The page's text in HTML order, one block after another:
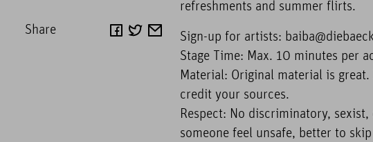
Share
refreshments and summer flirts.
Sign-up for artists:
Stage Time: Max. 10 minutes per
Material: Original material is
credit your sources.
Respect: No discriminatory,
someone feel unsafe, better to